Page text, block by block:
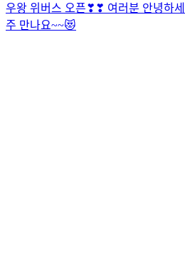
우왕 위버스 오픈❣❣ 여러분 안녕하
주 만나요~~😻